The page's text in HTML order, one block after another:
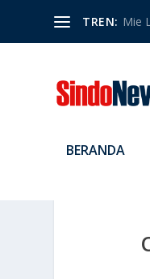
TREN: Mie
BERANDA